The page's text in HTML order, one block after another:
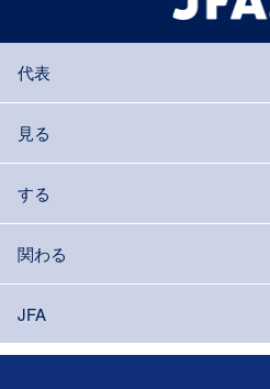
代表
見る
する
関わる
JFA